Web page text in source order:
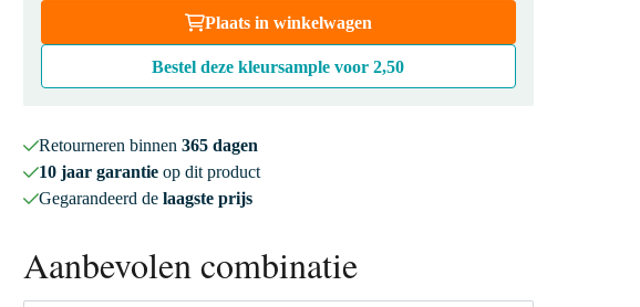
Plaats in winkelwagen
Bestel deze kleursample voor2,50
Retourneren binnen 365 dagen
10 jaar garantieop dit product
Gegarandeerd de laagste prijs
Aanbevolen combinatie